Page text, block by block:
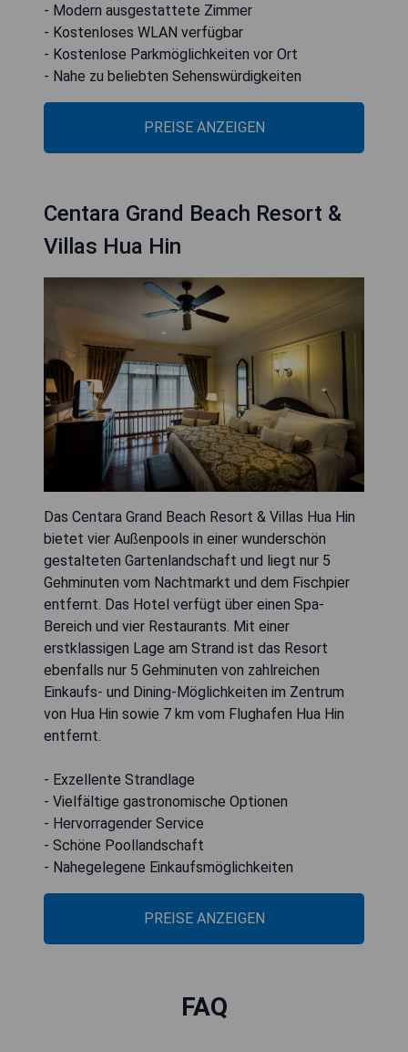
- Modern ausgestattete Zimmer
- Kostenloses WLAN verfügbar
- Kostenlose Parkmöglichkeiten vor Ort
- Nahe zu beliebten Sehenswürdigkeiten
PREISE ANZEIGEN
Centara Grand Beach Resort &
Villas Hua Hin
Das Centara Grand Beach Resort & Villas Hua Hin
bietet vier Außenpools in einer wunderschön
gestalteten Gartenlandschaft und liegt nur 5
Gehminuten vom Nachtmarkt und dem Fischpier
entfernt. Das Hotel verfügt über einen Spa-
Bereich und vier Restaurants. Mit einer
erstklassigen Lage am Strand ist das Resort
ebenfalls nur 5 Gehminuten von zahlreichen
Einkaufs- und Dining-Möglichkeiten im Zentrum
von Hua Hin sowie 7 km vom Flughafen Hua Hin
entfernt.
- Exzellente Strandlage
- Vielfältige gastronomische Optionen
- Hervorragender Service
- Schöne Poollandschaft
- Nahegelegene Einkaufsmöglichkeiten
PREISE ANZEIGEN
FAQ